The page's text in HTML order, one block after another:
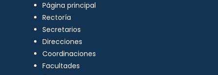
Página principal
Rectoría
Secretarios
Direcciones
Coordinaciones
Facultades